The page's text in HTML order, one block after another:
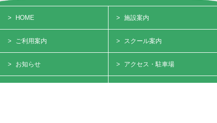
HOME 施設案内
ご利用案内 スクール案内
お知らせ アクセス・駐車場